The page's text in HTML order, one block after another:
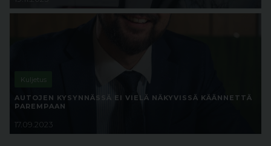
Kuljetus
AUTOJEN KYSYNNÄSSÄ EI VIELÄ NÄKYVISSÄ KÄÄNNETTÄ
PAREMPAAN
17.09.2023